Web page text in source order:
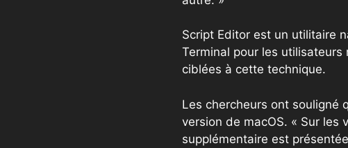
Script Editor est un utilitaire
Terminal pour les
ciblées à cette technique.
Les chercheurs ont souligné
version de macOS. « Sur les
supplémentaire est